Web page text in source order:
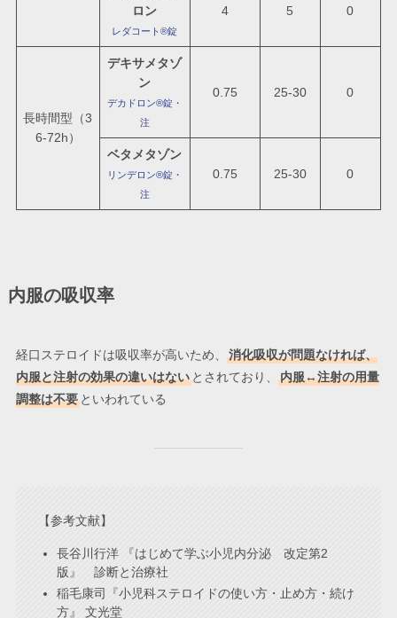
ロン
レダコート®錠
4 5 0
長時間型（3
6-72h）
デキサメタゾ
ン
デカドロン®錠・
注
0.75 25-30 0
ベタメタゾン
リンデロン®錠・
注
0.75 25-30 0
内服の吸収率
経口ステロイドは吸収率が高いため、
消化吸収が問題なければ、
内服と注射の効果の違いはないとされており、
内服↔注射の用量
調整は不要といわれている
【参考文献】
長谷川行洋 『はじめて学ぶ小児内分泌 改定第2
版』 診断と治療社
稲毛康司『小児科ステロイドの使い方・止め方・続け
方』 文光堂